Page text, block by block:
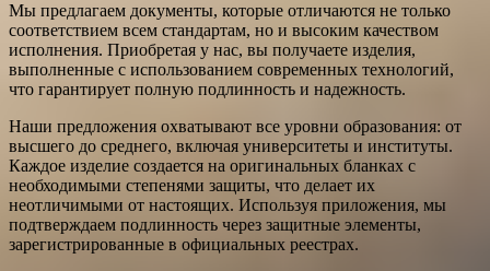
Мы предлагаем документы, которые отличаются не только
соответствием всем стандартам, но и высоким качеством
исполнения. Приобретая у нас, вы получаете изделия,
выполненные с использованием современных технологий,
что гарантирует полную подлинность и надежность.
Наши предложения охватывают все уровни образования: от
высшего до среднего, включая университеты и институты.
Каждое изделие создается на оригинальных бланках с
необходимыми степенями защиты, что делает их
неотличимыми от настоящих. Используя приложения, мы
подтверждаем подлинность через защитные элементы,
зарегистрированные в официальных реестрах.